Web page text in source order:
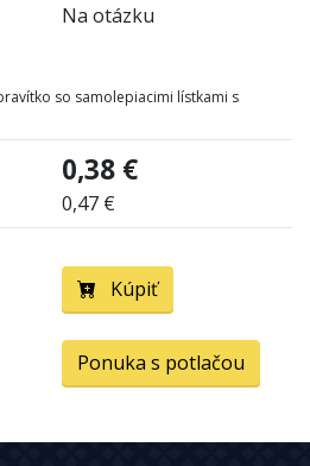
Na otázku
so samolepiacimi lístkami s
0,38 €
0,47 €
Kúpiť
Ponuka s potlačou